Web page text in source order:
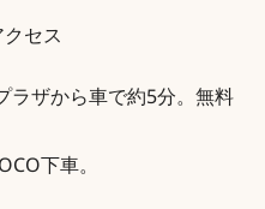
セス
ザから車で約5分。無料
下車。